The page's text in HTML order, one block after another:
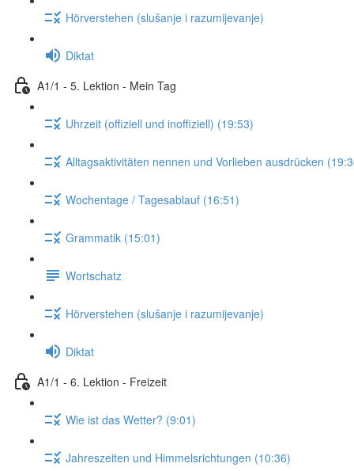
Hörverstehen (slušanje i razumijevanje)
Diktat
A1/1 - 5. Lektion - Mein Tag
Uhrzeit (offiziell und inoffiziell) (19:53)
Alltagsaktivitäten nennen und Vorlieben ausdrücken
Wochentage / Tagesablauf (16:51)
Grammatik (15:01)
Wortschatz
Hörverstehen (slušanje i razumijevanje)
Diktat
A1/1 - 6. Lektion - Freizeit
Wie ist das Wetter? (9:01)
Jahreszeiten und Himmelsrichtungen (10:36)